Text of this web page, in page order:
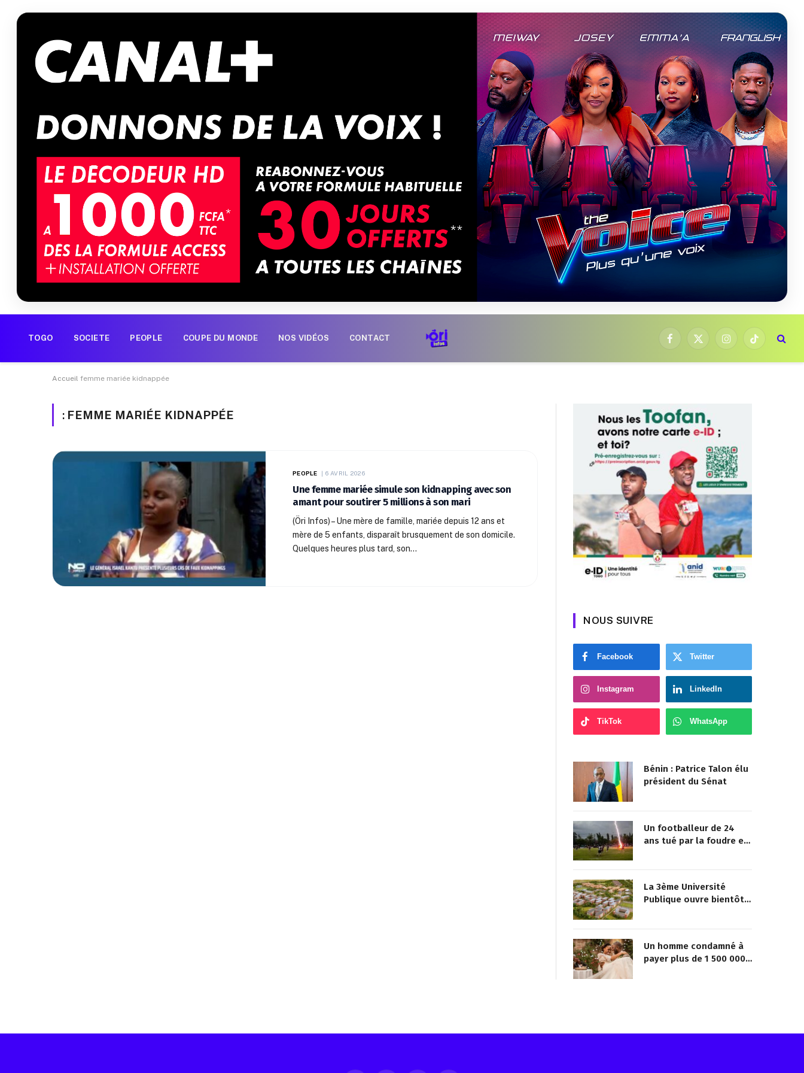
TOGO SOCIETE PEOPLE COUPE DU MONDE NOS VIDÉOS CONTACT
Facebook
X
InstagramTikTok
Accueil femme mariée kidnappée
: FEMME MARIÉE KIDNAPPÉE
PEOPLE 6 AVRIL 2026
Une femme mariée simule son kidnapping avec son
amant pour soutirer 5 millions à son mari
(Öri Infos) – Une mère de famille, mariée depuis 12 ans et
mère de 5 enfants, disparaît brusquement de son domicile.
Quelques heures plus tard, son…
NOUS SUIVRE
Facebook Twitter
Instagram LinkedIn
TikTok WhatsApp
Bénin : Patrice Talon élu
président du Sénat
Un footballeur de 24
ans tué par la foudre en
La 3ème Université
Publique ouvre bientôt
Un homme condamné à
payer plus de 1 500 000